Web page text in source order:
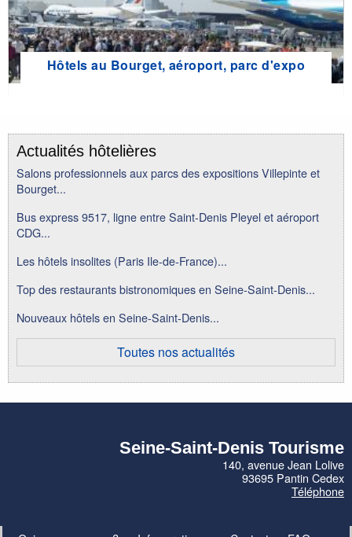
Hôtels au Bourget, aéroport, parc d'expo
Actualités hôtelières
Salons professionnels aux parcs des expositions Villepinte et
Bourget...
Bus express 9517, ligne entre Saint-Denis Pleyel et aéroport
CDG...
Les hôtels insolites (Paris Ile-de-France)...
Top des restaurants bistronomiques en Seine-Saint-Denis...
Nouveaux hôtels en Seine-Saint-Denis...
Toutes nos actualités
Seine-Saint-Denis Tourisme
140, avenue Jean Lolive
93695 Pantin Cedex
Téléphone